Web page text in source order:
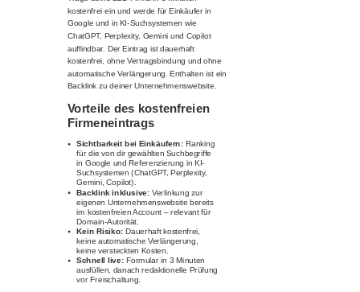
kostenfrei ein und werde für Einkäufer in
Google und in KI-Suchsystemen wie
ChatGPT, Perplexity, Gemini und Copilot
auffindbar. Der Eintrag ist dauerhaft
kostenfrei, ohne Vertragsbindung und ohne
automatische Verlängerung. Enthalten ist ein
Backlink zu deiner Unternehmenswebsite.
Vorteile des kostenfreien
Firmeneintrags
Sichtbarkeit bei Einkäufern: Ranking
für die von dir gewählten Suchbegriffe
in Google und Referenzierung in KI-
Suchsystemen (ChatGPT, Perplexity,
Gemini, Copilot).
Backlink inklusive: Verlinkung zur
eigenen Unternehmenswebsite bereits
im kostenfreien Account – relevant für
Domain-Autorität.
Kein Risiko: Dauerhaft kostenfrei,
keine automatische Verlängerung,
keine versteckten Kosten.
Schnell live: Formular in 3 Minuten
ausfüllen, danach redaktionelle Prüfung
vor Freischaltung.